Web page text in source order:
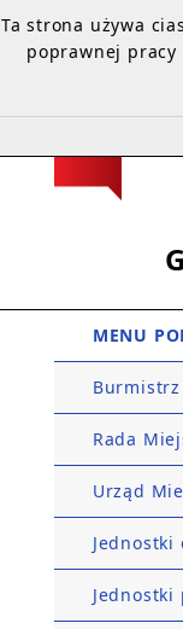
MENU
Burmistrz
Rada
Urząd
Jednostki
Jednostki
Ta strona używa
poprawnej pracy